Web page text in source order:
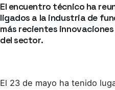
El encuentro técnico ha
ligados a la industria de
más recientes
del sector.
El 23 de mayo ha tenido